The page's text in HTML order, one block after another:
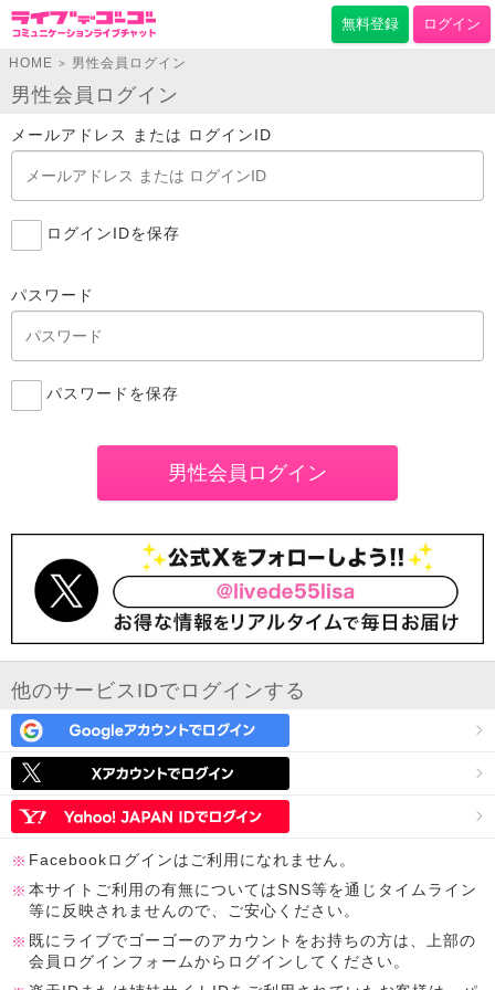
無料登録 ログイン
HOME > 男性会員ログイン
男性会員ログイン
メールアドレス または ログインID
ログインIDを保存
パスワード
パスワードを保存
他のサービスIDでログインする
Facebookログインはご利用になれません。
本サイトご利用の有無についてはSNS等を通じタイムライン
等に反映されませんので、ご安心ください。
既にライブでゴーゴーのアカウントをお持ちの方は、上部の
会員ログインフォームからログインしてください。